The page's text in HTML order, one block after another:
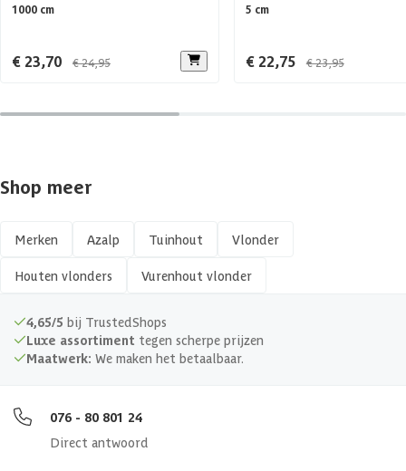
1000 cm
€ 23,70 € 24,95
5 cm
€ 22,75 € 23,95
Shop meer
Merken Azalp Tuinhout Vlonder
Houten vlonders Vurenhout vlonder
4,65/5 bij TrustedShops
Luxe assortiment tegen scherpe prijzen
Maatwerk: We maken het betaalbaar.
076 - 80 801 24
Direct antwoord